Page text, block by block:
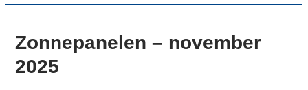
Zonnepanelen – november
2025